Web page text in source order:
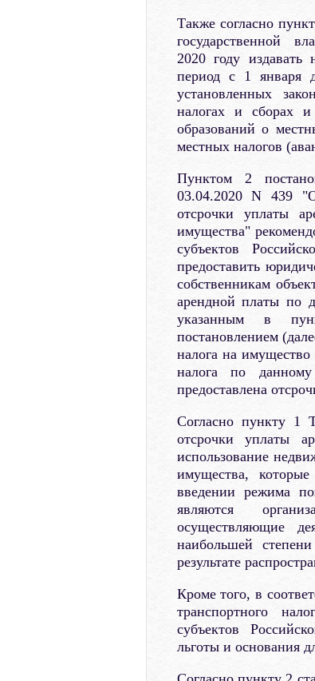
Также согласно
государственной
2020 году
период с 1 января
установленных
налогах и сборах
образований о
местных налогов
Пунктом 2
03.04.2020 N 439
отсрочки уплаты
имущества"
субъектов
предоставить
собственникам
арендной платы по
указанным в
постановлением
налога на
налога по
предоставлена
Согласно пункту 1
отсрочки уплаты
использование
имущества,
введении режима
являются
осуществляющие
наибольшей
результате
Кроме того, в
транспортного
субъектов
льготы и основания